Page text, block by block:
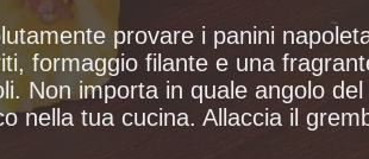
provare i panini
formaggio filante e una
Non importa in quale angolo
nella tua cucina. Allaccia il